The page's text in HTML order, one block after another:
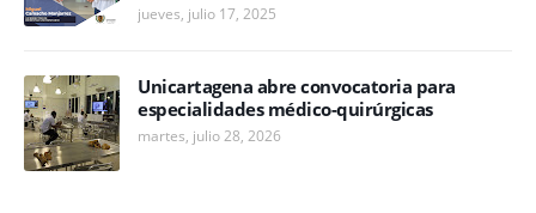
jueves, julio 17, 2025
Unicartagena abre convocatoria para
especialidades médico-quirúrgicas
martes, julio 28, 2026